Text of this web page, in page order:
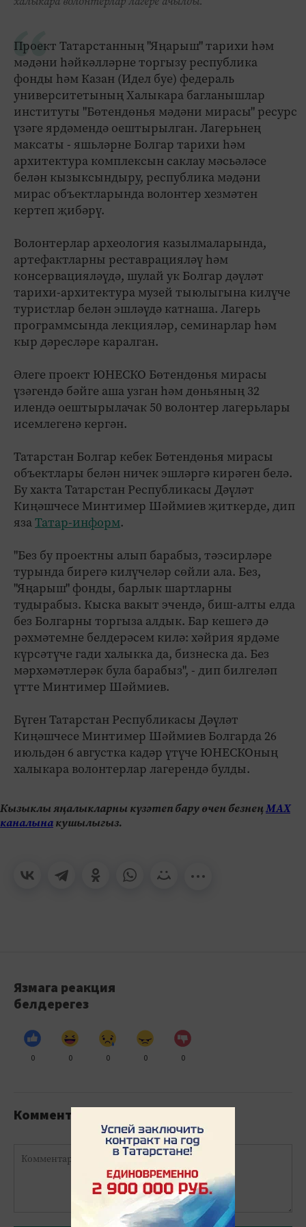
Проект Татарстанның "Яңарыш" тарихи һәм
мәдәни һәйкәлләрне торгызу республика
фонды һәм Казан (Идел буе) федераль
университетының Халыкара багланышлар
институты "Бөтендөнья мәдәни мирасы" ресурс
үзәге ярдәмендә оештырылган. Лагерьнең
максаты - яшьләрне Болгар тарихи һәм
архитектура комплексын саклау мәсьәләсе
белән кызыксындыру, республика мәдәни
мирас объектларында волонтер хезмәтен
кертеп җибәрү.
Волонтерлар археология казылмаларында,
артефактларны реставрацияләү һәм
консервацияләүдә, шулай ук Болгар дәүләт
тарихи-архитектура музей тыюлыгына килүче
туристлар белән эшләүдә катнаша. Лагерь
программсында лекцияләр, семинарлар һәм
кыр дәресләре каралган.
Әлеге проект ЮНЕСКО Бөтендөнья мирасы
үзәгендә бәйге аша узган һәм дөньяның 32
илендә оештырылачак 50 волонтер лагерьлары
исемлегенә кергән.
Татарстан Болгар кебек Бөтендөнья мирасы
объектлары белән ничек эшләргә кирәген белә.
Бу хакта Татарстан Республикасы Дәүләт
Киңәшчесе Минтимер Шәймиев җиткерде, дип
язаТатар-информ.
"Без бу проектны алып барабыз, тәэсирләре
турында бирегә килүчеләр сөйли ала. Без,
"Яңарыш" фонды, барлык шартларны
тудырабыз. Кыска вакыт эчендә, биш-алты елда
без Болгарны торгыза алдык. Бар кешегә дә
рәхмәтемне белдерәсем килә: хәйрия ярдәме
күрсәтүче гади халыкка да, бизнеска да. Без
мәрхәмәтлерәк була барабыз", - дип билгеләп
үтте Минтимер Шәймиев.
Бүген Татарстан Республикасы Дәүләт
Киңәшчесе Минтимер Шәймиев Болгарда 26
июльдән 6 августка кадәр үтүче ЮНЕСКОның
халыкара волонтерлар лагерендә булды.
Кызыклы яңалыкларны күзәтеп бару өчен безнеңМАХ
каналынакушылыгыз.
Язмага реакция
белдерегез
0 0 0 0 0
Комментарийлар